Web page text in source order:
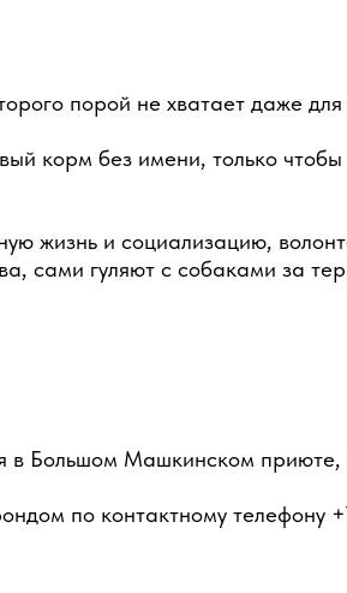
порой не хватает даже
корм без имени, только
жизнь и социализацию,
сами гуляют с собаками за
Большом Машкинском приюте,
по контактному телефону